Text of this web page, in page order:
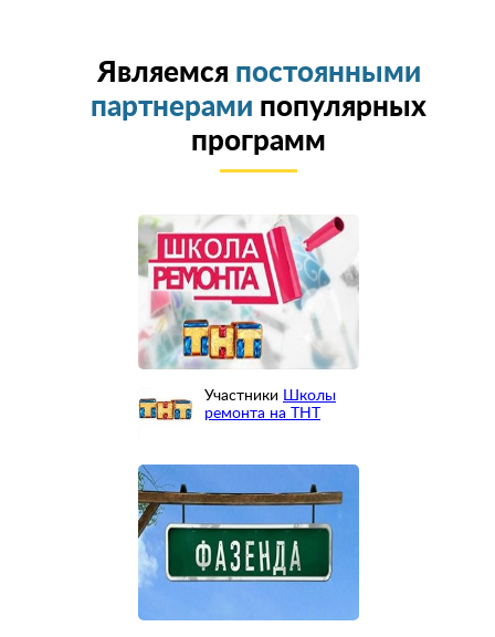
Являемся постоянными
партнерами популярных
программ
Участники Школы
ремонта на ТНТ